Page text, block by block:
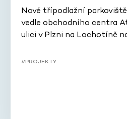
Nové třípodlažní
vedle obchodního centra
ulici v Plzni na Lochotíně
#PROJEKTY